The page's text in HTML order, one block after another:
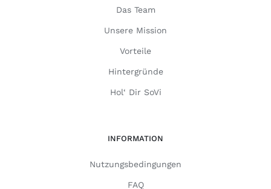
Das Team
Unsere Mission
Vorteile
Hintergründe
Hol‘ Dir SoVi
INFORMATION
Nutzungsbedingungen
FAQ